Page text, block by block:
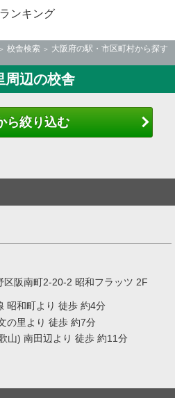
ンキング
校舎検索
大阪府の駅・市区町村から探す
周辺の校舎
ら絞り込む
区阪南町2-20-2 昭和フラッツ 2F
昭和町より 徒歩 約4分
の里より 徒歩 約7分
山) 南田辺より 徒歩 約11分